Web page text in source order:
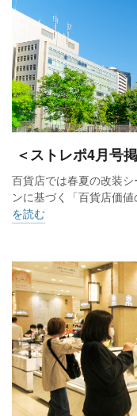
＜ストレポ4月号
百貨店では春夏の改装
ンに基づく「百貨店価
を読む